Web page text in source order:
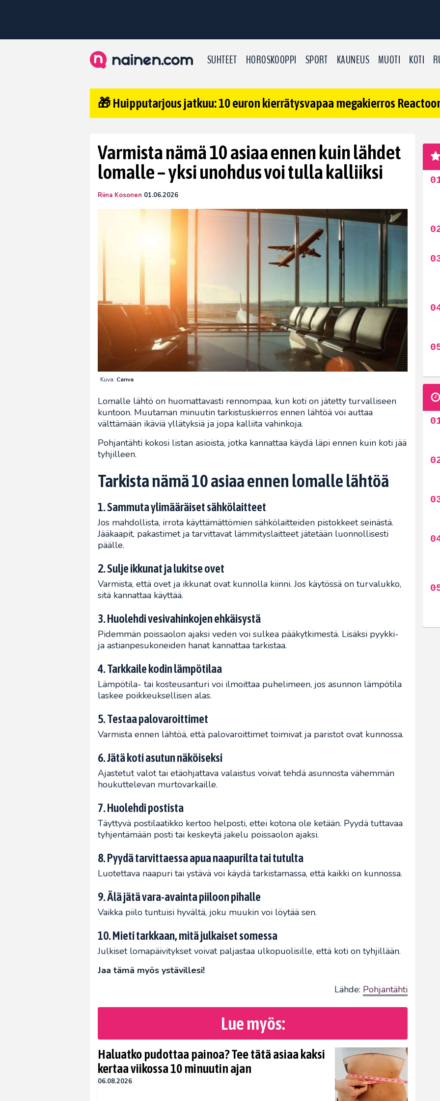
SUHTEET HOROSKOOPPI SPORT KAUNEUS MUOTI KOTI
🎁 Huipputarjous jatkuu: 10 euron kierrätysvapaa megakierros
Varmista nämä 10 asiaa ennen kuin lähdet
lomalle – yksi unohdus voi tulla kalliiksi
Riina Kosonen 01.06.2026
Kuva: Canva
Lomalle lähtö on huomattavasti rennompaa, kun koti on jätetty turvalliseen
kuntoon. Muutaman minuutin tarkistuskierros ennen lähtöä voi auttaa
välttämään ikäviä yllätyksiä ja jopa kalliita vahinkoja.
Pohjantähti kokosi listan asioista, jotka kannattaa käydä läpi ennen kuin koti jää
tyhjilleen.
Tarkista nämä 10 asiaa ennen lomalle lähtöä
1. Sammuta ylimääräiset sähkölaitteet
Jos mahdollista, irrota käyttämättömien sähkölaitteiden pistokkeet seinästä.
Jääkaapit, pakastimet ja tarvittavat lämmityslaitteet jätetään luonnollisesti
päälle.
2. Sulje ikkunat ja lukitse ovet
Varmista, että ovet ja ikkunat ovat kunnolla kiinni. Jos käytössä on turvalukko,
sitä kannattaa käyttää.
3. Huolehdi vesivahinkojen ehkäisystä
Pidemmän poissaolon ajaksi veden voi sulkea pääkytkimestä. Lisäksi pyykki-
ja astianpesukoneiden hanat kannattaa tarkistaa.
4. Tarkkaile kodin lämpötilaa
Lämpötila- tai kosteusanturi voi ilmoittaa puhelimeen, jos asunnon lämpötila
laskee poikkeuksellisen alas.
5. Testaa palovaroittimet
Varmista ennen lähtöä, että palovaroittimet toimivat ja paristot ovat kunnossa.
6. Jätä koti asutun näköiseksi
Ajastetut valot tai etäohjattava valaistus voivat tehdä asunnosta vähemmän
houkuttelevan murtovarkaille.
7. Huolehdi postista
Täyttyvä postilaatikko kertoo helposti, ettei kotona ole ketään. Pyydä tuttavaa
tyhjentämään posti tai keskeytä jakelu poissaolon ajaksi.
8. Pyydä tarvittaessa apua naapurilta tai tutulta
Luotettava naapuri tai ystävä voi käydä tarkistamassa, että kaikki on kunnossa.
9. Älä jätä vara-avainta piiloon pihalle
Vaikka piilo tuntuisi hyvältä, joku muukin voi löytää sen.
10. Mieti tarkkaan, mitä julkaiset somessa
Julkiset lomapäivitykset voivat paljastaa ulkopuolisille, että koti on tyhjillään.
Jaa tämä myös ystävillesi!
Lähde: Pohjantähti
Lue myös:
Haluatko pudottaa painoa? Tee tätä asiaa kaksi
kertaa viikossa 10 minuutin ajan
06.08.2026